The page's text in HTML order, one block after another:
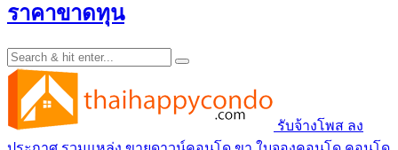
ราคาขาดทุน
รับจ้างโพส ลง